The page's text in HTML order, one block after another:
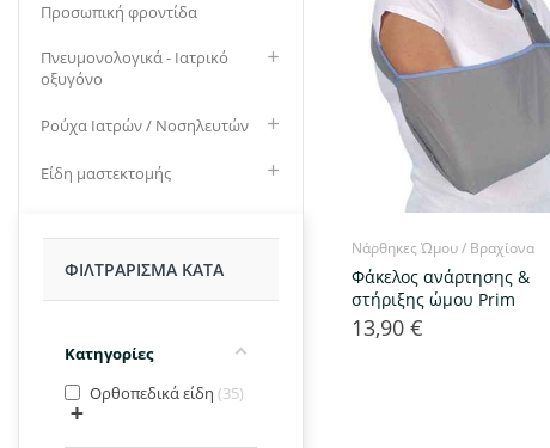
Προσωπική φροντίδα
Πνευμονολογικά - Ιατρικό
οξυγόνο
Ρούχα Iατρών / Νοσηλευτών
Είδη μαστεκτομής
ΦΙΛΤΡΆΡΙΣΜΑ ΚΑΤΆ
Κατηγορίες
Ορθοπεδικά είδη 35
+
Νάρθηκες Ώμου / Βραχίονα
Φάκελος ανάρτησης &
στήριξης ώμου Prim
Τιμή
13,90 €